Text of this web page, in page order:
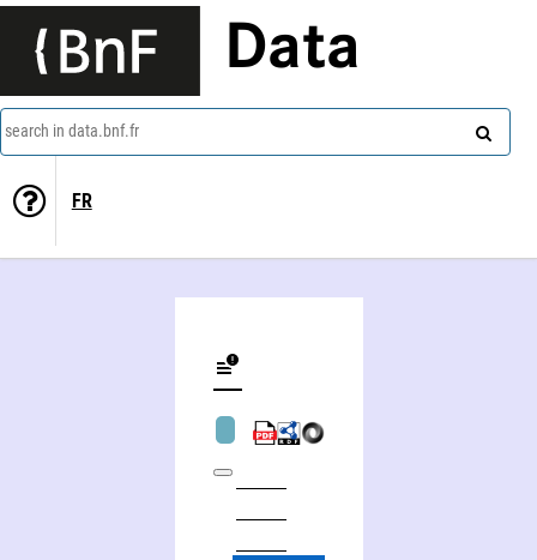
Data
search in data.bnf.fr
FR